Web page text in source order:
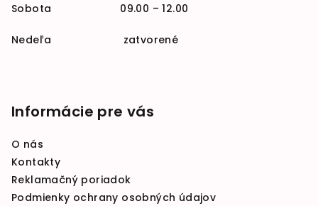
Sobota 09.00 – 12.00
Nedeľa zatvorené
Informácie pre vás
O nás
Kontakty
Reklamačný poriadok
Podmienky ochrany osobných údajov